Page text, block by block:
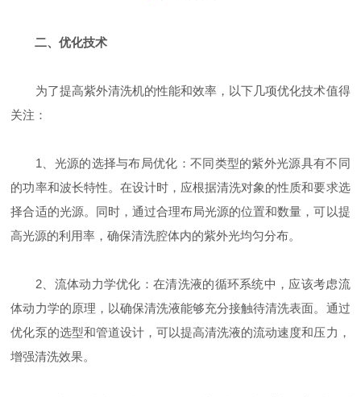
二、优化技术
为了提高紫外清洗机的性能和效率，以下几项优化技术值得
关注：
1、光源的选择与布局优化：不同类型的紫外光源具有不同
的功率和波长特性。在设计时，应根据清洗对象的性质和要求选
择合适的光源。同时，通过合理布局光源的位置和数量，可以提
高光源的利用率，确保清洗腔体内的紫外光均匀分布。
2、流体动力学优化：在清洗液的循环系统中，应该考虑流
体动力学的原理，以确保清洗液能够充分接触待清洗表面。通过
优化泵的选型和管道设计，可以提高清洗液的流动速度和压力，
增强清洗效果。